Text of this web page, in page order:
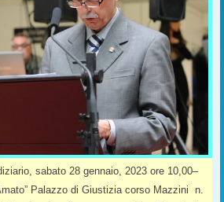
sabato 28 gennaio, 2023 ore 10,00–
Palazzo di Giustizia corso Mazzini n.